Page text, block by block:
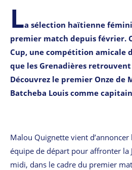
La sélection haïtienne
premier match depuis février.
Cup, une compétition amicale
que les Grenadières retrouvent
Découvrez le premier Onze de
Batcheba Louis comme
Malou Quignette vient
équipe de départ pour affronter la
midi, dans le cadre du premier